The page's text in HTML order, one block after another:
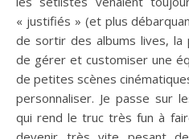
« justifiés » (et plus
de sortir des albums lives,
de gérer et customiser une
de petites scènes
personnaliser. Je passe sur
qui rend le truc très fun à